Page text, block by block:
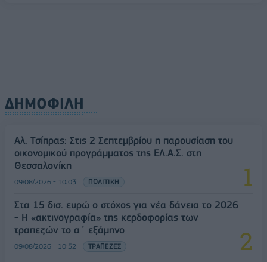
ΔΗΜΟΦΙΛΗ
Αλ. Τσίπρας: Στις 2 Σεπτεμβρίου η παρουσίαση του
οικονομικού προγράμματος της ΕΛ.Α.Σ. στη
Θεσσαλονίκη
09/08/2026 - 10:03 ΠΟΛΙΤΙΚΗ
Στα 15 δισ. ευρώ ο στόχος για νέα δάνεια το 2026
- Η «ακτινογραφία» της κερδοφορίας των
τραπεζών το α΄ εξάμηνο
09/08/2026 - 10:52 ΤΡΑΠΕΖΕΣ